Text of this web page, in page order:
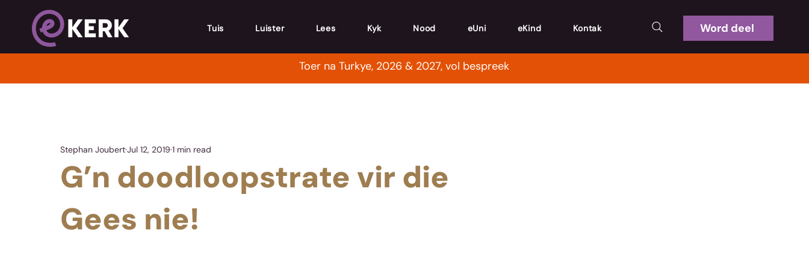
Tuis Luister Lees Kyk Nood eUni eKind Kontak Word deel
Toer na Turkye, 2026 & 2027, vol bespreek
G’n doodloopstrate vir die
Gees nie!
Stephan JoubertJul 12, 2019 1 min read